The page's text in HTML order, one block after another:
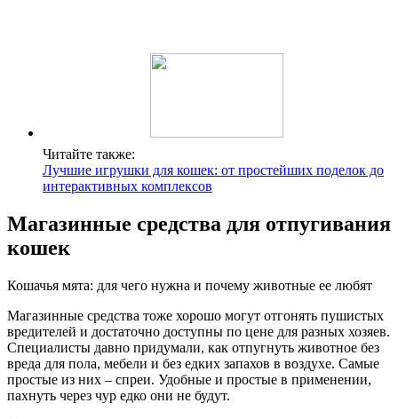
Читайте также:
Лучшие игрушки для кошек: от простейших поделок до
интерактивных комплексов
Магазинные средства для отпугивания
кошек
Кошачья мята: для чего нужна и почему животные ее любят
Магазинные средства тоже хорошо могут отгонять пушистых
вредителей и достаточно доступны по цене для разных хозяев.
Специалисты давно придумали, как отпугнуть животное без
вреда для пола, мебели и без едких запахов в воздухе. Самые
простые из них – спреи. Удобные и простые в применении,
пахнуть через чур едко они не будут.